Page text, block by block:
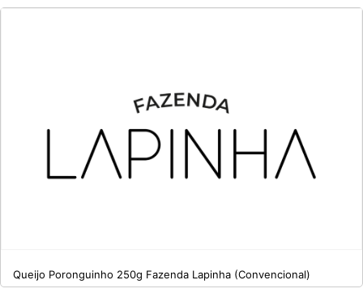
Queijo Poronguinho 250g Fazenda Lapinha (Convencional)